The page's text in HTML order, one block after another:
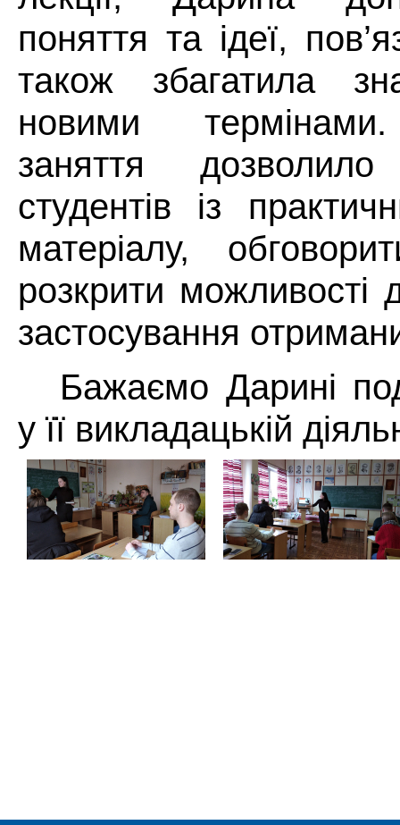
поняття та ідеї,
також збагатила
новими
заняття
студентів із
матеріалу,
розкрити можливості
застосування
Бажаємо Дарині
у її викладацькій